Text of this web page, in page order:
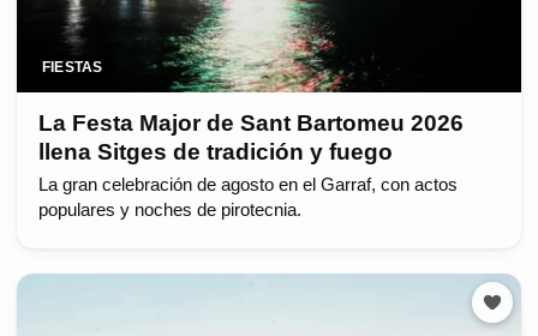
FIESTAS
La Festa Major de Sant Bartomeu 2026
llena Sitges de tradición y fuego
La gran celebración de agosto en el Garraf, con actos
populares y noches de pirotecnia.